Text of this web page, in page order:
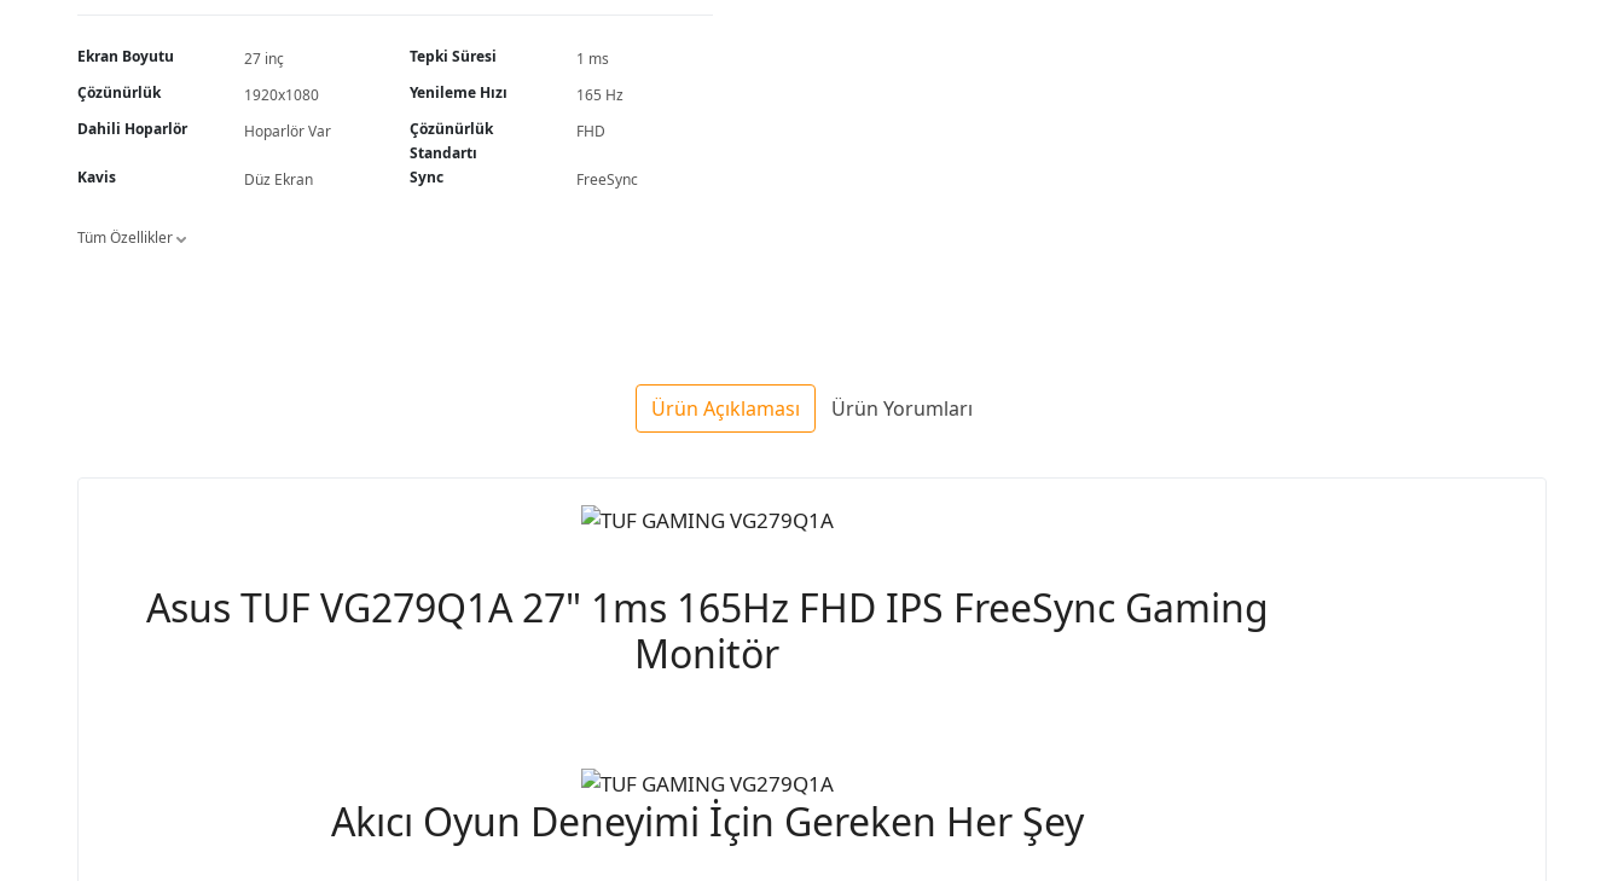
Ekran Boyutu 27 inç Tepki Süresi
1 ms
Çözünürlük
1920x1080 Yenileme Hızı
165 Hz
Dahili Hoparlör
Hoparlör Var
Çözünürlük
Standartı
FHD
Kavis Düz Ekran Sync FreeSync
Tüm Özellikler
Ürün Açıklaması Ürün Yorumları
Asus TUF VG279Q1A 27" 1ms 165Hz FHD IPS FreeSync Gaming
Monitör
Akıcı Oyun Deneyimi İçin Gereken Her Şey